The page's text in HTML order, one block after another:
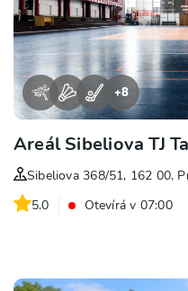
+8
Areál Sibeliova TJ
Sibeliova 368/51, 162 00,
5.0
Otevírá v 07:00